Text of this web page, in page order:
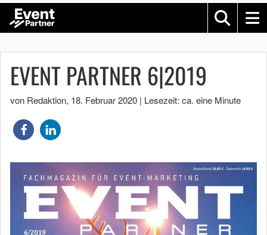
EVENT PARTNER 6|2019
von Redaktion, 18. Februar 2020 | Lesezeit: ca. eine Minute